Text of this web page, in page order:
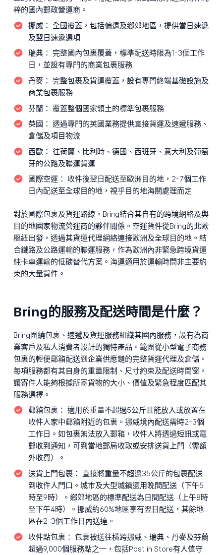
粹的國內郵政營運商。
挪威： 全國覆蓋，包括偏遠及鄉郊地區，提供當日速遞
及翌日速遞選項
瑞典： 完整國內包裹覆蓋，標準配送時限為1-3個工作
日，並設有專門的商業包裹服務
丹麥： 完整包裹及貨運覆蓋，設有專門終端基礎設施及
商業包裹服務
芬蘭： 覆蓋整個國家領土的標準包裹服務
英國： 透過專門的英國業務提供直接貨運及速遞服務、
倉儲及項目物流
西歐： 往荷蘭、比利時、德國、西班牙、意大利及葡萄
牙的公路及聯運貨運
國際空運： 收件後翌日配送至歐洲目的地，2-7個工作
日內配送至全球目的地，視乎目的地海關處理而定
對於國際包裹及貨運路線，Bring結合其自有的跨境網絡及與
目的地國家物流營運商的夥伴關係。空運貨件從Bring的北歐
樞紐出發，透過其貨運代理網絡連接歐洲及全球目的地。結
合鐵路及公路運輸的聯運服務，作為歐洲內非緊急跨境貨運
純卡車運輸的低碳替代方案。海運適用於運輸時間非主要約
束的大量貨件。
Bring的服務及配送時間是什麼？
Bring圍繞包裹、速遞及貨運服務組織其國內服務，設有為商
業客戶及私人消費者設計的獨特產品。範圍從小型電子商務
包裹的輕便郵箱配送到企業供應鏈的完整貨運代理及倉儲。
每項服務都有其自身的重量限制、尺寸約束及配送時間窗，
讓寄件人能夠根據所寄貨物的大小、價值及緊急程度匹配其
服務選擇。
郵箱包裹： 適用於重量不超過5公斤且能放入或放置在
收件人家中郵箱附近的包裹。挪威境內配送需時2-3個
工作日。如包裹無法放入郵箱，收件人將透過短訊或電
郵收到通知，可到當地郵局收取或安排送貨上門（需額
外收費）。
送貨上門包裹： 直接將重量不超過35公斤的包裹配送
到收件人門口。城市及大型城鎮適用晚間配送（下午5
時至9時）。鄉郊地區的標準配送為日間配送（上午8時
至下午4時）。挪威約60%地區享有翌日配送，其餘地
區在2-3個工作日內送達。
收件點包裹： 包裹被送往橫跨挪威、瑞典、丹麥及芬蘭
超過9,000個服務點之一，包括Post in Store有人值守